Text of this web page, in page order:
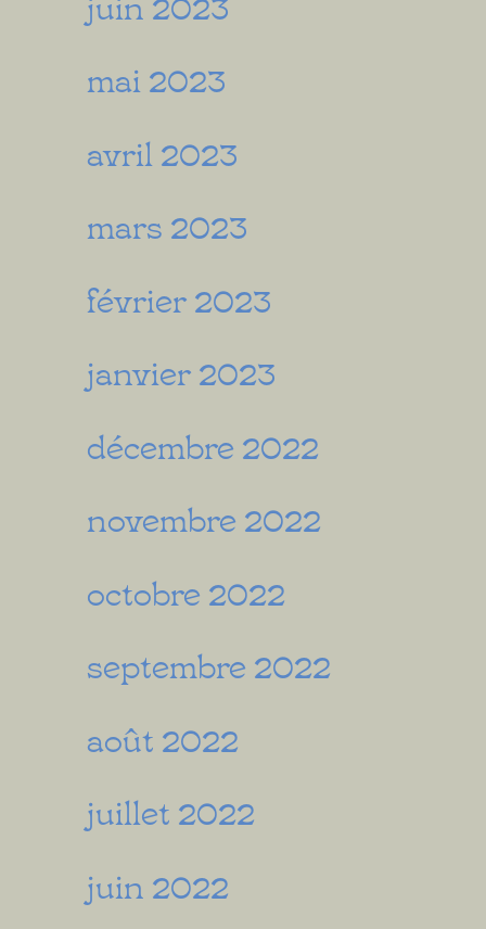
mai 2023
avril 2023
mars 2023
février 2023
janvier 2023
décembre 2022
novembre 2022
octobre 2022
septembre 2022
août 2022
juillet 2022
juin 2022